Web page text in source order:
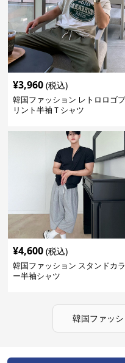
¥3,960 (税込)
韓国ファッション レトロロゴ
リント半袖Ｔシャツ
¥4,600 (税込)
韓国ファッション スタンドカラ
ー半袖シャツ
韓国ファッ